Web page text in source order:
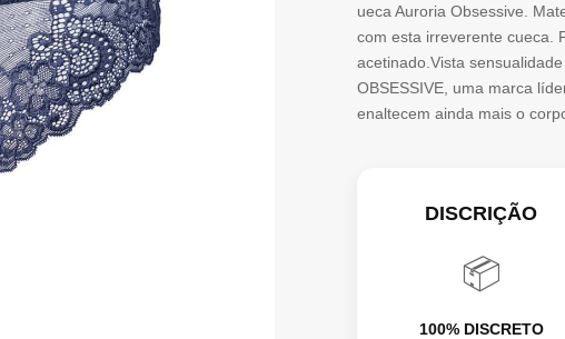
PANTIES-
L/XL
ueca Auroria Obsessive.
com esta irreverente cueca.
acetinado.Vista
OBSESSIVE, uma marca
enaltecem ainda mais o
DISCRIÇÃO
📦
100% DISCRETO